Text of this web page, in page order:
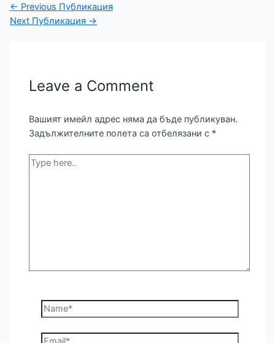
← Previous Публикация
Next Публикация →
Leave a Comment
Вашият имейл адрес няма да бъде публикуван.
Задължителните полета са отбелязани с *
Type
Name*
Email*